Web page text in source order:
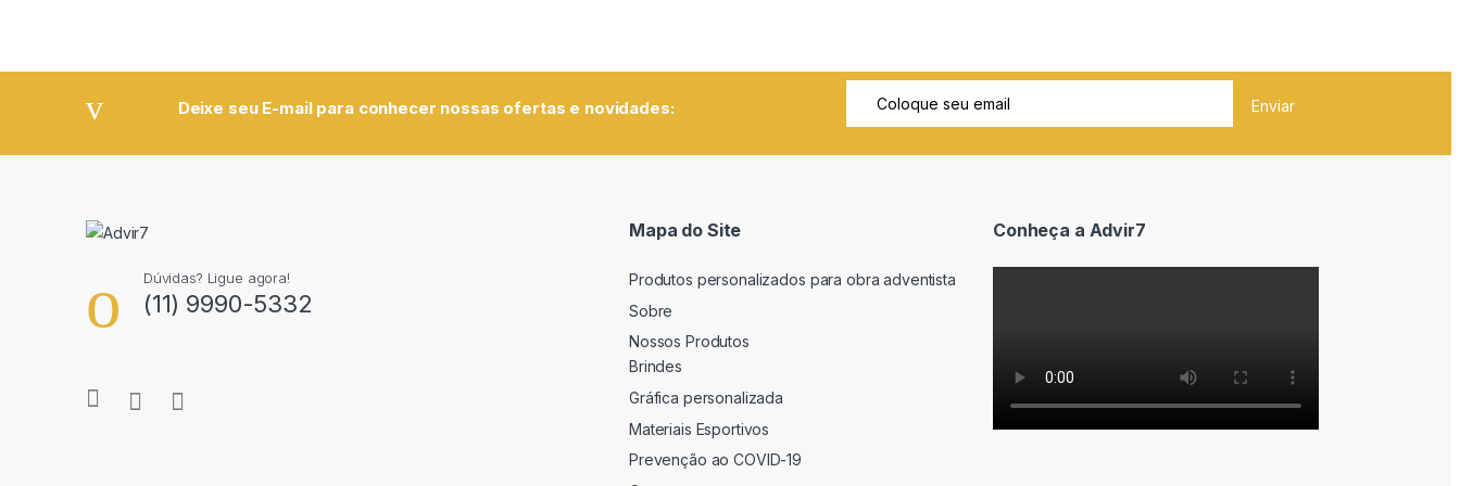
Deixe seu E-mail para conhecer nossas ofertas e novidades:
Dúvidas? Ligue agora!
(11) 9990-5332
Mapa do Site
Produtos personalizados para obra adventista
Sobre
Nossos Produtos
Brindes
Gráfica personalizada
Materiais Esportivos
Prevenção ao COVID-19
Conheça a Advir7